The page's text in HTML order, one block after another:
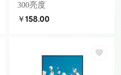
300亮度
￥158.00